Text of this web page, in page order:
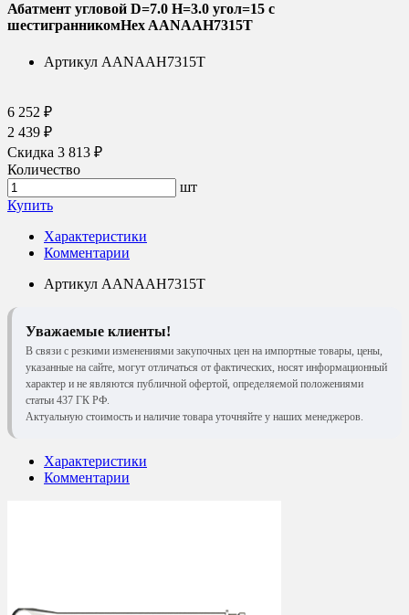
Абатмент угловой D=7.0 H=3.0 угол=15 с
шестигранникомHex AANAAH7315T
Артикул AANAAH7315T
6 252 ₽
2 439 ₽
Скидка 3 813 ₽
Количество
шт
Купить
Характеристики
Комментарии
Артикул AANAAH7315T
Уважаемые клиенты!
В связи с резкими изменениями закупочных цен на импортные товары, цены,
указанные на сайте, могут отличаться от фактических, носят информационный
характер и не являются публичной офертой, определяемой положениями
статьи 437 ГК РФ.
Актуальную стоимость и наличие товара уточняйте у наших менеджеров.
Характеристики
Комментарии